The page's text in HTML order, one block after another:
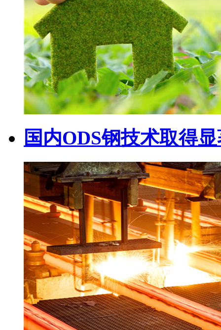
国内ODS钢技术取得